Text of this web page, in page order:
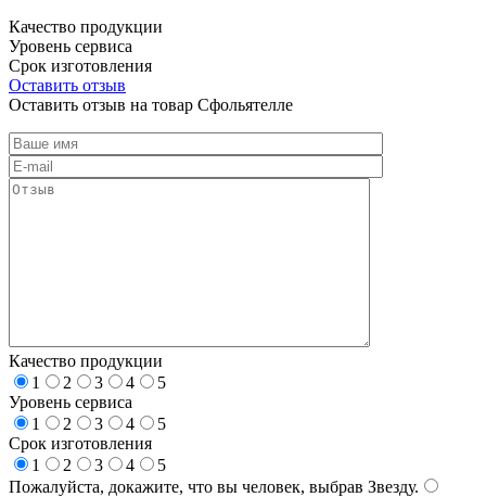
Качество продукции
Уровень сервиса
Срок изготовления
Оставить отзыв
Оставить отзыв на товар Сфольятелле
Качество продукции
1
2 3 4
5
Уровень сервиса
1
2 3 4
5
Срок изготовления
1
2 3 4
5
Пожалуйста, докажите, что вы человек, выбрав Звезду.